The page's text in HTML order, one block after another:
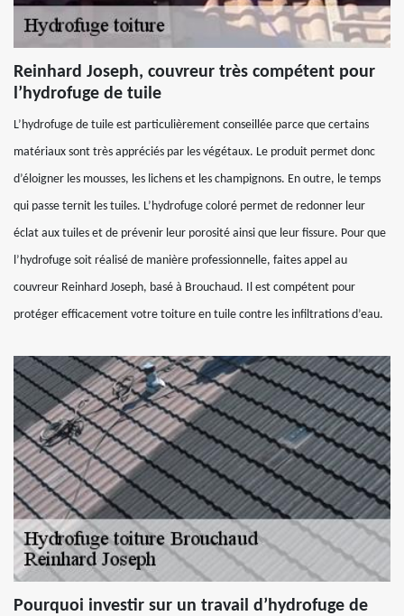
Reinhard Joseph, couvreur très compétent pour
l’hydrofuge de tuile
L’hydrofuge de tuile est particulièrement conseillée parce que certains
matériaux sont très appréciés par les végétaux. Le produit permet donc
d’éloigner les mousses, les lichens et les champignons. En outre, le temps
qui passe ternit les tuiles. L’hydrofuge coloré permet de redonner leur
éclat aux tuiles et de prévenir leur porosité ainsi que leur fissure. Pour que
l’hydrofuge soit réalisé de manière professionnelle, faites appel au
couvreur Reinhard Joseph, basé à Brouchaud. Il est compétent pour
protéger efficacement votre toiture en tuile contre les infiltrations d’eau.
Pourquoi investir sur un travail d’hydrofuge de